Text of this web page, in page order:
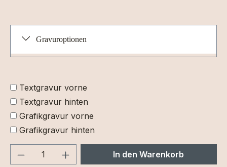
Gravuroptionen
Textgravur vorne
Textgravur hinten
Grafikgravur vorne
Grafikgravur hinten
Produkt Anzahl: Gib denIn den Warenkorb